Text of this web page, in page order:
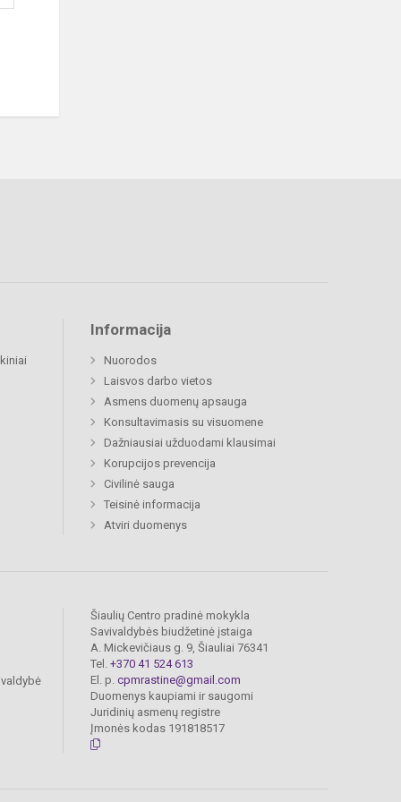
Informacija
Nuorodos
Laisvos darbo vietos
Asmens duomenų apsauga
Konsultavimasis su visuomene
Dažniausiai užduodami klausimai
Korupcijos prevencija
Civilinė sauga
Teisinė informacija
Atviri duomenys
Šiaulių Centro pradinė mokykla
Savivaldybės biudžetinė įstaiga
A. Mickevičiaus g. 9, Šiauliai 76341
Tel. +370 41 524 613
El. p. cpmrastine@gmail.com
Duomenys kaupiami ir saugomi
Juridinių asmenų registre
Įmonės kodas 191818517